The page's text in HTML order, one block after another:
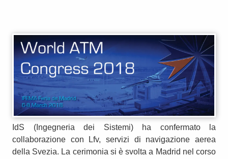
IdS (Ingegneria dei Sistemi) ha confermato la
collaborazione con Lfv, servizi di navigazione aerea
della Svezia. La cerimonia si è svolta a Madrid nel corso